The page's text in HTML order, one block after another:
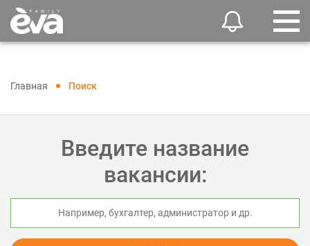
Главная Поиск
Введите название
вакансии: